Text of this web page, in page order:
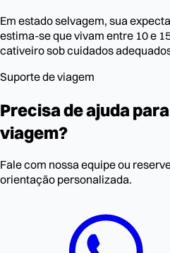
Em estado selvagem, sua
estima-se que vivam entre 10 e
cativeiro sob cuidados
Suporte de viagem
Precisa de ajuda
viagem?
Fale com nossa equipe ou
orientação personalizada.